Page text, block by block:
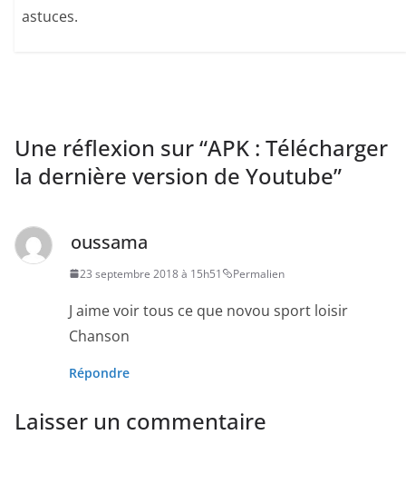
astuces.
Une réflexion sur “APK : Télécharger
la dernière version de Youtube”
oussama
23 septembre 2018 à 15h51 Permalien
J aime voir tous ce que novou sport loisir
Chanson
Répondre
Laisser un commentaire